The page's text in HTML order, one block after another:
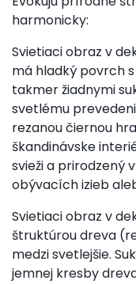
harmonicky:
Svietiaci obraz v
má hladký povrch
takmer žiadnymi
svetlému
rezanou čiernou
škandinávske
svieži a prirodzený
obývacích izieb
Svietiaci obraz v
štruktúrou dreva
medzi svetlejšie.
jemnej kresby